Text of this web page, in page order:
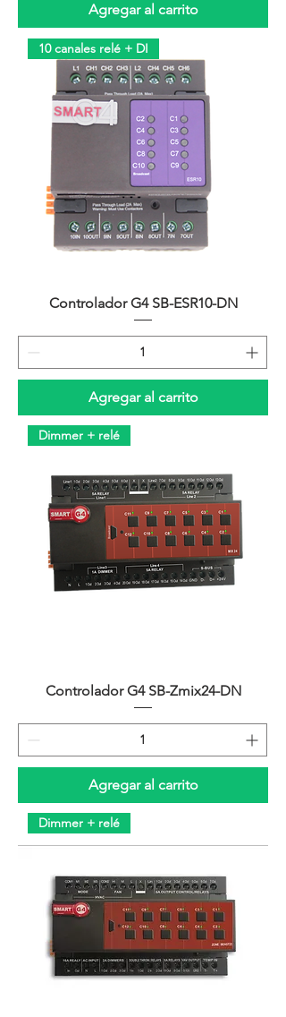
Agregar al carrito
10 canales relé + DI
Controlador G4 SB-ESR10-DN
Agregar al carrito
Dimmer + relé
Controlador G4 SB-Zmix24-DN
Agregar al carrito
Dimmer + relé